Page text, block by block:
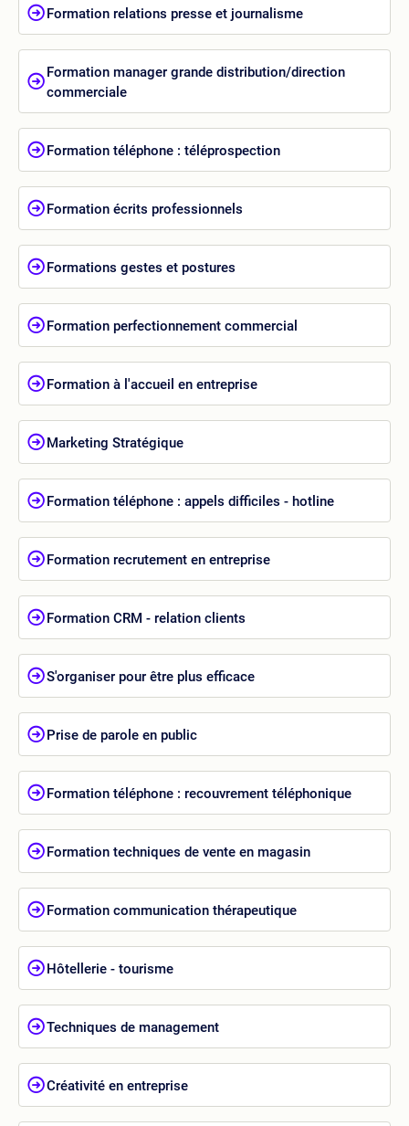
Formation relations presse et journalisme
Formation manager grande distribution/direction
commerciale
Formation téléphone : téléprospection
Formation écrits professionnels
Formations gestes et postures
Formation perfectionnement commercial
Formation à l'accueil en entreprise
Marketing Stratégique
Formation téléphone : appels difficiles - hotline
Formation recrutement en entreprise
Formation CRM - relation clients
S'organiser pour être plus efficace
Prise de parole en public
Formation téléphone : recouvrement téléphonique
Formation techniques de vente en magasin
Formation communication thérapeutique
Hôtellerie - tourisme
Techniques de management
Créativité en entreprise